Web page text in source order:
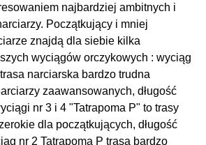
najbardziej ambitnych i
Początkujący i mniej
znajdą dla siebie kilka
wyciągów orczykowych : wyciąg
narciarska bardzo trudna
zaawansowanych, długość
nr 3 i 4 "Tatrapoma P" to trasy
dla początkujących, długość
nr 2 Tatrapoma P trasa bardzo